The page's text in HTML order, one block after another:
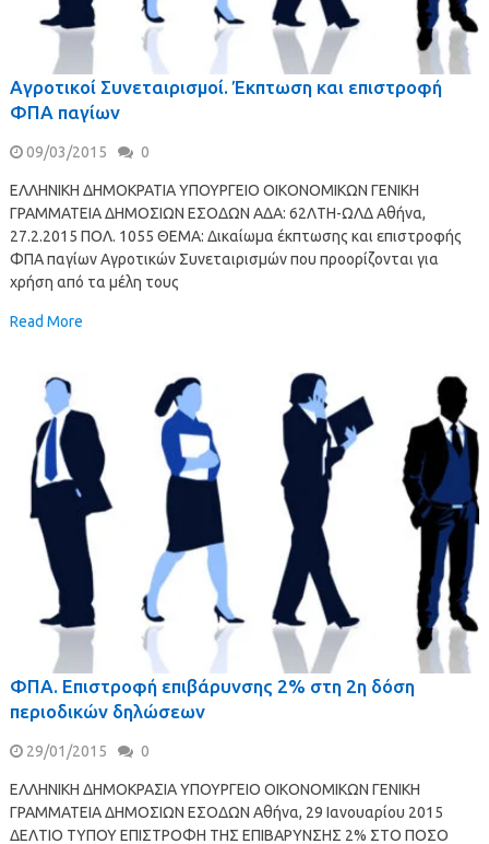
Αγροτικοί Συνεταιρισμοί. Έκπτωση και επιστροφή
ΦΠΑ παγίων
09/03/2015 0
ΕΛΛΗΝΙΚΗ ΔΗΜΟΚΡΑΤΙΑ ΥΠΟΥΡΓΕΙΟ ΟΙΚΟΝΟΜΙΚΩΝ ΓΕΝΙΚΗ
ΓΡΑΜΜΑΤΕΙΑ ΔΗΜΟΣΙΩΝ ΕΣΟΔΩΝ ΑΔΑ: 62ΛΤΗ-ΩΛΔ Αθήνα,
27.2.2015 ΠΟΛ. 1055 ΘΕΜΑ: Δικαίωμα έκπτωσης και επιστροφής
ΦΠΑ παγίων Αγροτικών Συνεταιρισμών που προορίζονται για
χρήση από τα μέλη τους
Read More
ΦΠΑ. Επιστροφή επιβάρυνσης 2% στη 2η δόση
περιοδικών δηλώσεων
29/01/2015 0
ΕΛΛΗΝΙΚΗ ΔΗΜΟΚΡΑΣΙΑ ΥΠΟΥΡΓΕΙΟ ΟΙΚΟΝΟΜΙΚΩΝ ΓΕΝΙΚΗ
ΓΡΑΜΜΑΤΕΙΑ ΔΗΜΟΣΙΩΝ ΕΣΟΔΩΝ Αθήνα, 29 Ιανουαρίου 2015
ΔΕΛΤΙΟ ΤΥΠΟΥ ΕΠΙΣΤΡΟΦΗ ΤΗΣ ΕΠΙΒΑΡΥΝΣΗΣ 2% ΣΤΟ ΠΟΣΟ